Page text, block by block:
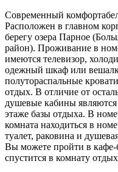
Современный
Расположен в главном
берегу озера Парное
район). Проживание в
имеются телевизор,
одежный шкаф или
полутораспальные
отдых. В отличие от
душевые кабины
этаже базы отдыха. В
комната находиться в
туалет, раковина и
Вы можете пройти в кафе-
спустится в комнату